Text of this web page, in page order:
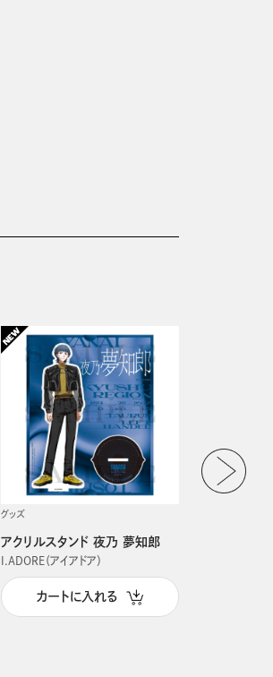
グッズ
アクリルスタンド 夜乃 夢知郎
I.ADORE（アイアドア）
カートに入れる